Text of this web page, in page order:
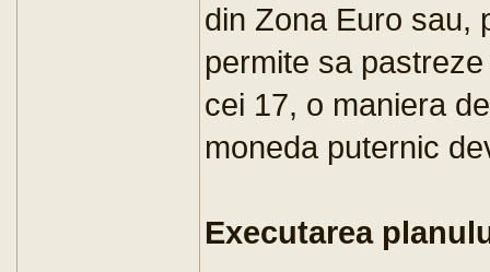
din Zona Euro sau,
permite sa
cei 17, o maniera
moneda puternic
Executarea